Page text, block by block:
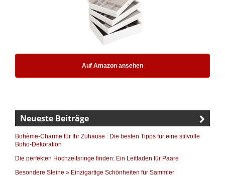
Auf Amazon ansehen
Neueste Beiträge
Bohème-Charme für Ihr Zuhause : Die besten Tipps für eine stilvolle
Boho-Dekoration
Die perfekten Hochzeitsringe finden: Ein Leitfaden für Paare
Besondere Steine » Einzigartige Schönheiten für Sammler